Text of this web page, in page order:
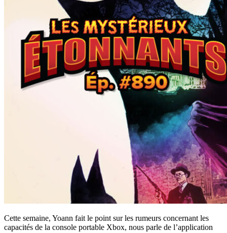
Cette semaine, Yoann fait le point sur les rumeurs concernant les
capacités de la console portable Xbox, nous parle de l’application